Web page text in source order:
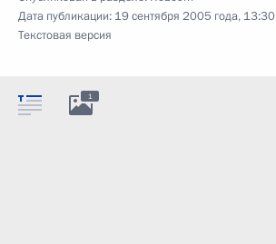
Дата публикации: 19 сентября 2005 года, 13:30
Текстовая версия
1